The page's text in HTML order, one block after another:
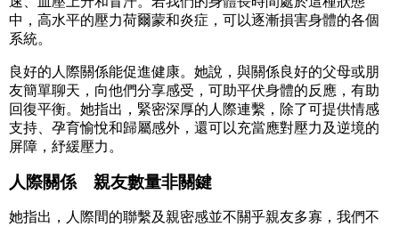
中，高水平的壓力荷爾蒙和炎症，可以逐漸損害身體的各個
系統。
良好的人際關係能促進健康。她說，與關係良好的父母或朋
友簡單聊天，向他們分享感受，可助平伏身體的反應，有助
回復平衡。她指出，緊密深厚的人際連繫，除了可提供情感
支持、孕育愉悅和歸屬感外，還可以充當應對壓力及逆境的
屏障，紓緩壓力。
人際關係 親友數量非關鍵
她指出，人際間的聯繫及親密感並不關乎親友多寡，我們不